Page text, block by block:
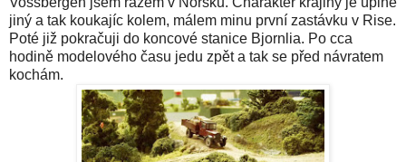
jiný a tak koukajíc kolem, málem minu první zastávku v Rise.
Poté již pokračuji do koncové stanice Bjornlia. Po cca
hodině modelového času jedu zpět a tak se před návratem
kochám.